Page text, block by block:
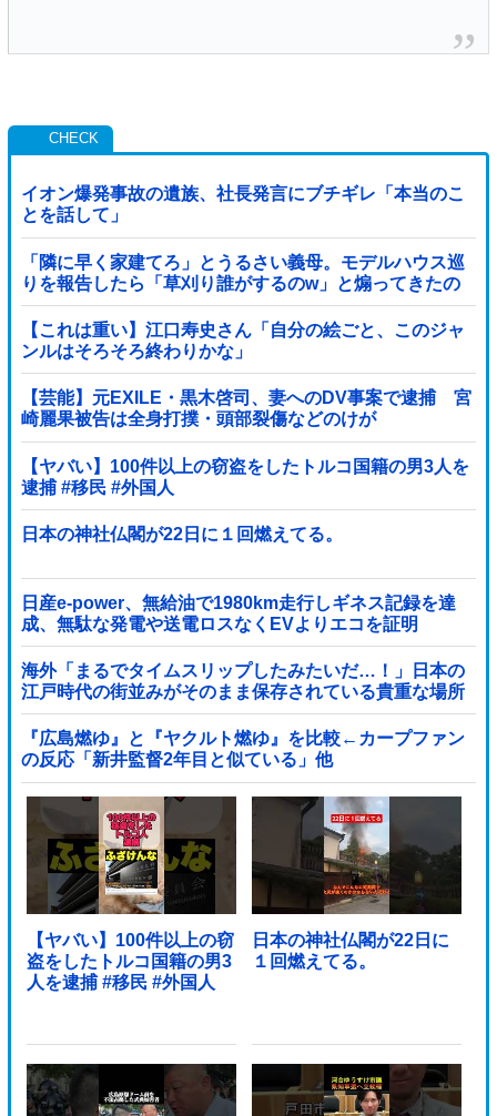
イオン爆発事故の遺族、社長発言にブチギレ「本当のこ
とを話して」
「隣に早く家建てろ」とうるさい義母。モデルハウス巡
りを報告したら「草刈り誰がするのw」と煽ってきたの
で…旦那が放った「一言」に義母オロオロｗｗ←嫌味を
逆手にとった神対応すぎる
【これは重い】江口寿史さん「自分の絵ごと、このジャ
ンルはそろそろ終わりかな」
【芸能】元EXILE・黒木啓司、妻へのDV事案で逮捕 宮
崎麗果被告は全身打撲・頭部裂傷などのけが
【ヤバい】100件以上の窃盗をしたトルコ国籍の男3人を
逮捕 #移民 #外国人
日本の神社仏閣が22日に１回燃えてる。
日産e-power、無給油で1980km走行しギネス記録を達
成、無駄な発電や送電ロスなくEVよりエコを証明
海外「まるでタイムスリップしたみたいだ…！」日本の
江戸時代の街並みがそのまま保存されている貴重な場所
とは・・・？【海外の反応】
『広島燃ゆ』と『ヤクルト燃ゆ』を比較←カープファン
の反応「新井監督2年目と似ている」他
【ヤバい】100件以上の窃
盗をしたトルコ国籍の男3
人を逮捕 #移民 #外国人
日本の神社仏閣が22日に
１回燃えてる。